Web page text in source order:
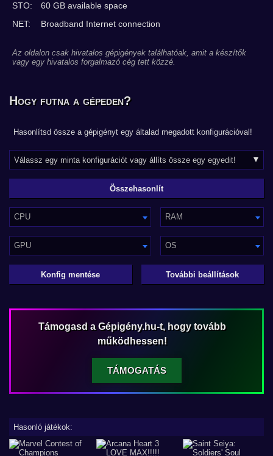
STO:
60 GB available space
NET:
Broadband Internet connection
Az oldalon csak hivatalos gépigények találhatóak, amit a készítők
vagy egy hivatalos forgalmazó cég tett közzé.
Hogy futna a gépeden?
Hasonlítsd össze a gépigényt egy általad megadott konfigurációval!
CPU RAM
GPU OS
Konfig mentése További beállítások
Támogasd a Gépigény.hu-t, hogy tovább
működhessen!
TÁMOGATÁS
Hasonló játékok: